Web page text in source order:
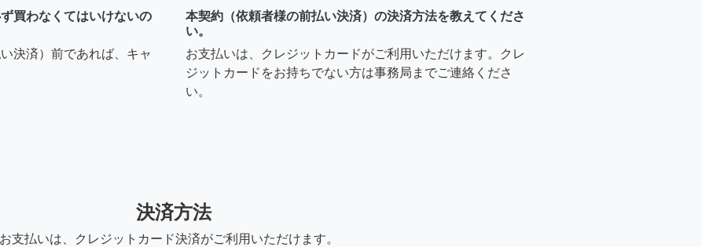
買わなくてはいけないの
決済）前であれば、キャ
本契約（依頼者様の前払い決済）の決済方法を教えてくださ
い。
お支払いは、クレジットカードがご利用いただけます。クレ
ジットカードをお持ちでない方は事務局までご連絡くださ
い。
決済方法
お支払いは、クレジットカード決済がご利用いただけます。